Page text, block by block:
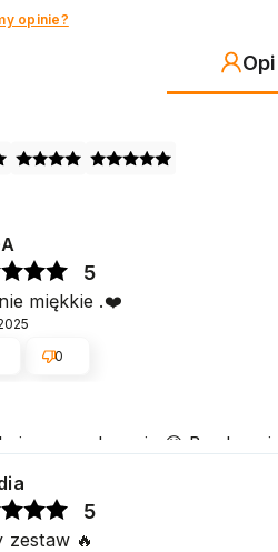
opinie?
serdecznie 😊 Bardzo
5
miękkie .❤️
0
5
zestaw 🔥